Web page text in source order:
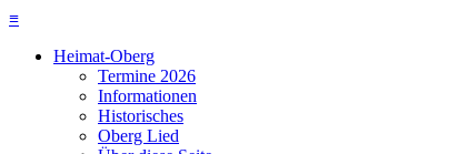
≡
Heimat-Oberg
Termine 2026
Informationen
Historisches
Oberg Lied